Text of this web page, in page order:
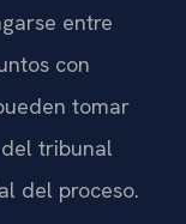
entre
con
tomar
tribunal
del proceso.